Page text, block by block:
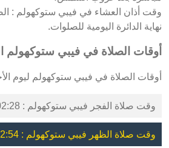
وقت أذان العشاء في فيبي ستوكهولم :
نهاية الدائرة اليومية للصلوات.
أوقات الصلاة في فيبي ستوكهولم
أوقات الصلاة في فيبي ستوكهولم ليوم الأحد 2026/08/09
وقت صلاة الفجر فيبي ستوكهولم : 02:28
وقت صلاة الظهر فيبي ستوكهولم : 12:54